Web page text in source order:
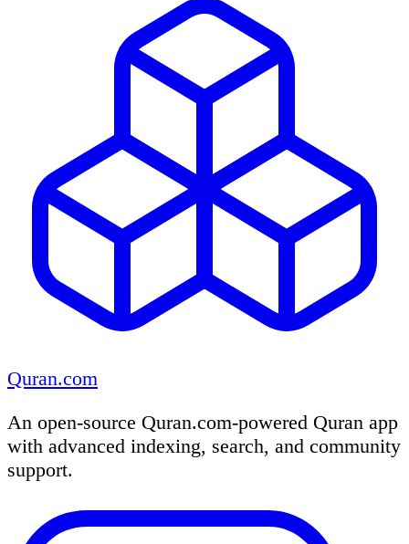
Quran.com
An open-source Quran.com-powered Quran app
with advanced indexing, search, and community
support.